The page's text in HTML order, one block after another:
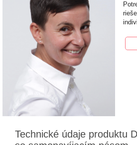
Technické údaje produktu